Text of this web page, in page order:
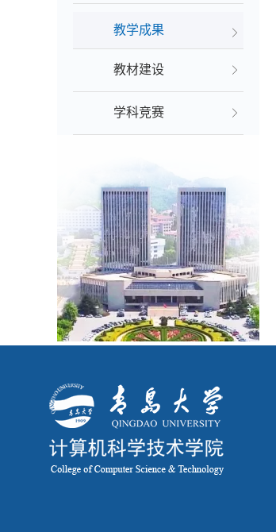
教学成果
教材建设
学科竞赛